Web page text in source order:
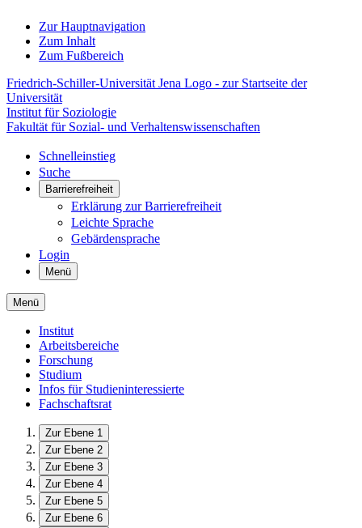
Zur Hauptnavigation
Zum Inhalt
Zum Fußbereich
Friedrich-Schiller-Universität Jena Logo - zur Startseite der
Universität
Institut für Soziologie
Fakultät für Sozial- und Verhaltenswissenschaften
Schnelleinstieg
Suche
Barrierefreiheit
Erklärung zur Barrierefreiheit
Leichte Sprache
Gebärdensprache
Login
Menü
Menü
Institut
Arbeitsbereiche
Forschung
Studium
Infos für Studieninteressierte
Fachschaftsrat
Zur Ebene 1
Zur Ebene 2
Zur Ebene 3
Zur Ebene 4
Zur Ebene 5
Zur Ebene 6